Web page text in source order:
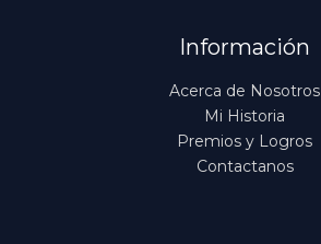
Información
Acerca de Nosotros
Mi Historia
Premios y Logros
Contactanos